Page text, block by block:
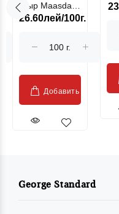
Сыр Maasdam
Sublime Cow
26.60лей/100г.
Добавить
George Standard